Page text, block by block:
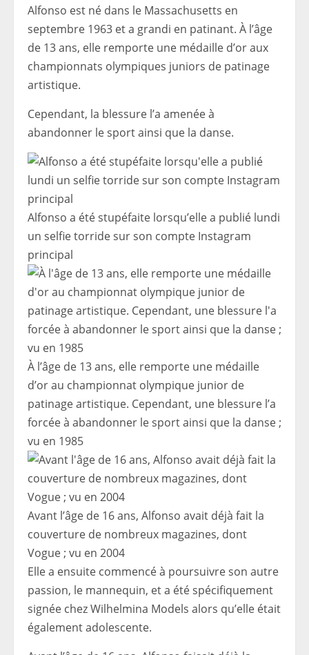
Alfonso est né dans le Massachusetts en
septembre 1963 et a grandi en patinant. À l’âge
de 13 ans, elle remporte une médaille d’or aux
championnats olympiques juniors de patinage
artistique.
Cependant, la blessure l’a amenée à
abandonner le sport ainsi que la danse.
Alfonso a été stupéfaite lorsqu’elle a publié lundi
un selfie torride sur son compte Instagram
principal
À l’âge de 13 ans, elle remporte une médaille
d’or au championnat olympique junior de
patinage artistique. Cependant, une blessure l’a
forcée à abandonner le sport ainsi que la danse ;
vu en 1985
Avant l’âge de 16 ans, Alfonso avait déjà fait la
couverture de nombreux magazines, dont
Vogue ; vu en 2004
Elle a ensuite commencé à poursuivre son autre
passion, le mannequin, et a été spécifiquement
signée chez Wilhelmina Models alors qu’elle était
également adolescente.